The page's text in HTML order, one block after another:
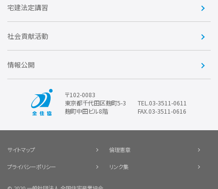
全住協ビジネスショップ
賛助会員
住宅・土地税制改正要望
優良事業表彰
宅建法定講習
社会貢献活動
情報公開
〒102-0083
東京都千代田区麹町5-3
麹町中田ビル8階
TEL.03-3511-0611
FAX.03-3511-0616
サイトマップ 倫理憲章
プライバシーポリシー リンク集